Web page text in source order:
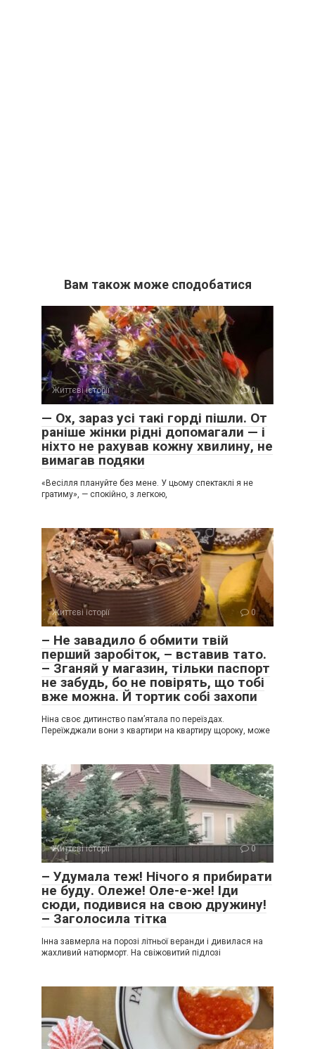
Вам також може сподобатися
Життєві історії 0
— Ох, зараз усі такі горді пішли. От
раніше жінки рідні допомагали — і
ніхто не рахував кожну хвилину, не
вимагав подяки
«Весілля плануйте без мене. У цьому спектаклі я не
гратиму», — спокійно, з легкою,
Життєві історії 0
– Не завадило б обмити твій
перший заробіток, – вставив тато.
– Зганяй у магазин, тільки паспорт
не забудь, бо не повірять, що тобі
вже можна. Й тортик собі захопи
Ніна своє дитинство пам’ятала по переїздах.
Переїжджали вони з квартири на квартиру щороку, може
Життєві історії 0
– Удумала теж! Нічого я прибирати
не буду. Олеже! Оле-е-же! Іди
сюди, подивися на свою дружину!
– Заголосила тітка
Інна завмерла на порозі літньої веранди і дивилася на
жахливий натюрморт. На свіжовитий підлозі